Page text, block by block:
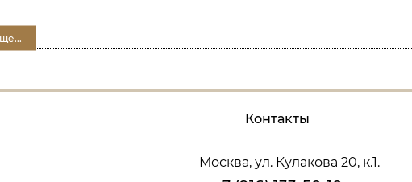
Контакты
Москва, ул. Кулакова 20, к.1.